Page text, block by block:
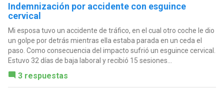
Indemnización por accidente con esguince
cervical
Mi esposa tuvo un accidente de tráfico, en el cual otro coche le dio
un golpe por detrás mientras ella estaba parada en un ceda el
paso. Como consecuencia del impacto sufrió un esguince cervical.
Estuvo 32 días de baja laboral y recibió 15 sesiones...
3 respuestas